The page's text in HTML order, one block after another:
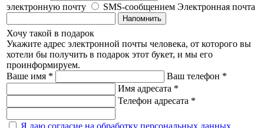
электронную почту
SMS-сообщением Электронная почта
Напомнить
Хочу такой в подарок
Укажите адрес электронной почты человека, от которого вы
хотели бы получить в подарок этот букет, и мы его
проинформируем.
Ваше имя *
Ваш телефон *
Имя адресата *
Телефон адресата *